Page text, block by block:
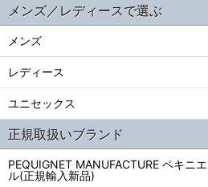
メンズ／レディースで選ぶ
メンズ
レディース
ユニセックス
正規取扱いブランド
PEQUIGNET MANUFACTURE ペキニ
ル(正規輸入新品)